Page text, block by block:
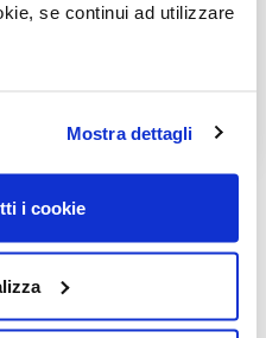
se continui ad utilizzare
Mostra dettagli
i cookie